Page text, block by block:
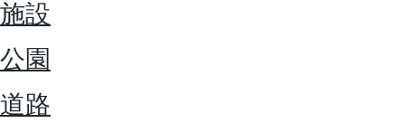
施設
公園
道路